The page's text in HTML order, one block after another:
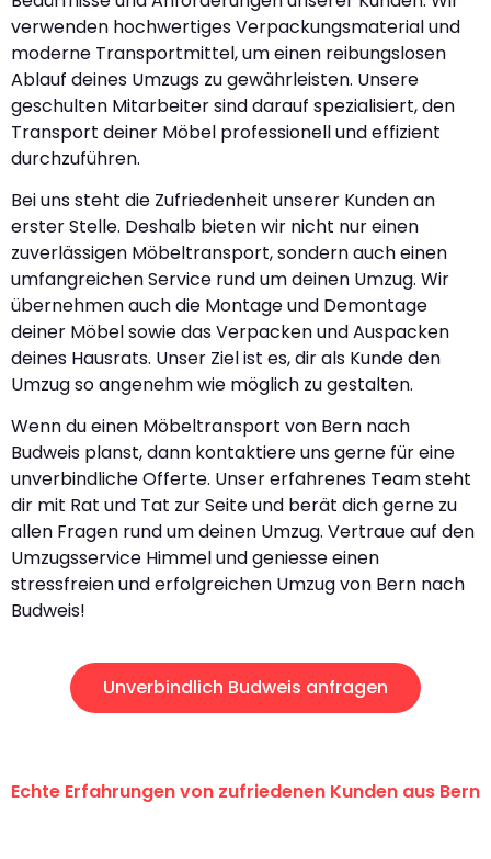
verwenden hochwertiges Verpackungsmaterial und
moderne Transportmittel, um einen reibungslosen
Ablauf deines Umzugs zu gewährleisten. Unsere
geschulten Mitarbeiter sind darauf spezialisiert, den
Transport deiner Möbel professionell und effizient
durchzuführen.
Bei uns steht die Zufriedenheit unserer Kunden an
erster Stelle. Deshalb bieten wir nicht nur einen
zuverlässigen Möbeltransport, sondern auch einen
umfangreichen Service rund um deinen Umzug. Wir
übernehmen auch die Montage und Demontage
deiner Möbel sowie das Verpacken und Auspacken
deines Hausrats. Unser Ziel ist es, dir als Kunde den
Umzug so angenehm wie möglich zu gestalten.
Wenn du einen Möbeltransport von Bern nach
Budweis planst, dann kontaktiere uns gerne für eine
unverbindliche Offerte. Unser erfahrenes Team steht
dir mit Rat und Tat zur Seite und berät dich gerne zu
allen Fragen rund um deinen Umzug. Vertraue auf den
Umzugsservice Himmel und geniesse einen
stressfreien und erfolgreichen Umzug von Bern nach
Budweis!
Unverbindlich Budweis anfragen
Echte Erfahrungen von zufriedenen Kunden aus Bern